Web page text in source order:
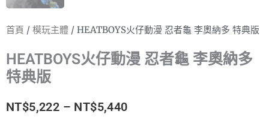
首頁 / 模玩主體 / HEATBOYS火仔動漫 忍者龜 李奧納多 特典版
HEATBOYS火仔動漫 忍者龜 李奧納多
特典版
NT$5,222 – NT$5,440價